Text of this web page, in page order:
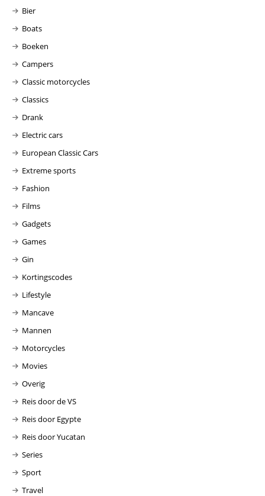
Bier
Boats
Boeken
Campers
Classic motorcycles
Classics
Drank
Electric cars
European Classic Cars
Extreme sports
Fashion
Films
Gadgets
Games
Gin
Kortingscodes
Lifestyle
Mancave
Mannen
Motorcycles
Movies
Overig
Reis door de VS
Reis door Egypte
Reis door Yucatan
Series
Sport
Travel